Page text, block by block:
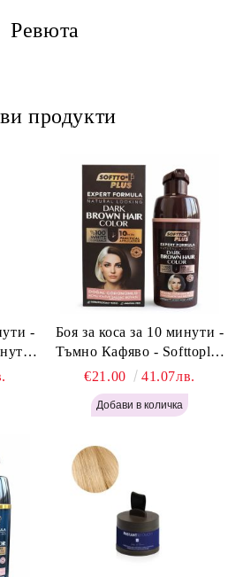
Ревюта
продукти
-
-
Боя за коса за 10 минути -
Тъмно Кафяво - Softtoplus
Expert Woman Dark Brown
400 мл
€21.00 41.07лв.